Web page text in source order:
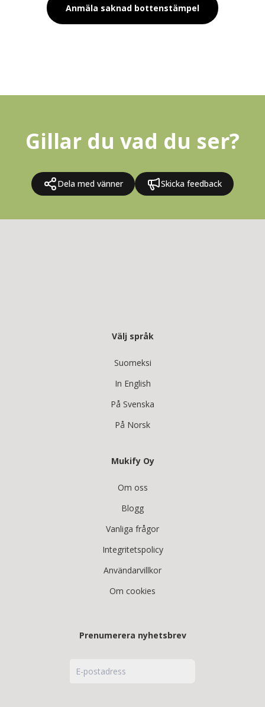
Anmäla saknad bottenstämpel
Gillar du vad du ser?
Dela med vänner Skicka feedback
Välj språk
Suomeksi
In English
På Svenska
På Norsk
Mukify Oy
Om oss
Blogg
Vanliga frågor
Integritetspolicy
Användarvillkor
Om cookies
Prenumerera nyhetsbrev